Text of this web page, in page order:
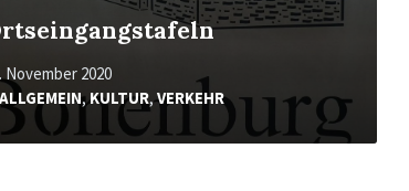
November 2020
ALLGEMEIN,KULTUR,VERKEHR